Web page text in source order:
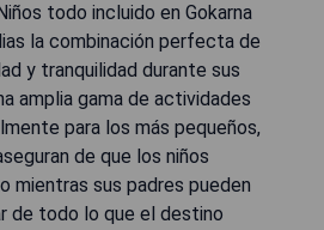
todo incluido en Gokarna
la combinación perfecta de
y tranquilidad durante sus
amplia gama de actividades
para los más pequeños,
de que los niños
mientras sus padres pueden
de todo lo que el destino